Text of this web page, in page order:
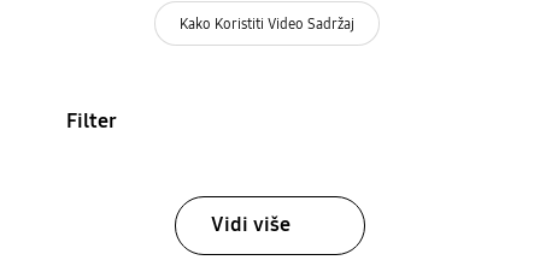
Kako Koristiti Video Sadržaj
Filter
Vidi više